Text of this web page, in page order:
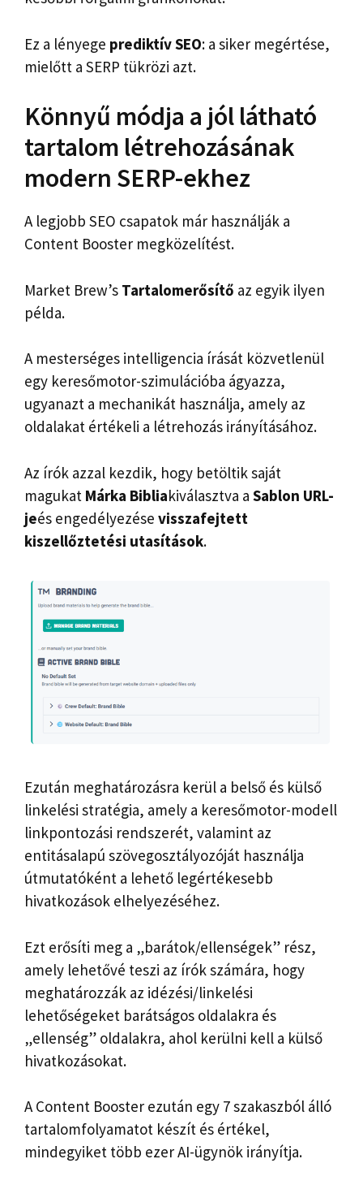
Ez a lényege prediktív SEO: a siker megértése,
mielőtt a SERP tükrözi azt.
Könnyű módja a jól látható
tartalom létrehozásának
modern SERP-ekhez
A legjobb SEO csapatok már használják a
Content Booster megközelítést.
Market Brew’s Tartalomerősítő az egyik ilyen
példa.
A mesterséges intelligencia írását közvetlenül
egy keresőmotor-szimulációba ágyazza,
ugyanazt a mechanikát használja, amely az
oldalakat értékeli a létrehozás irányításához.
Az írók azzal kezdik, hogy betöltik saját
magukat Márka Bibliakiválasztva a Sablon URL-
jeés engedélyezése visszafejtett
kiszellőztetési utasítások.
Ezután meghatározásra kerül a belső és külső
linkelési stratégia, amely a keresőmotor-modell
linkpontozási rendszerét, valamint az
entitásalapú szövegosztályozóját használja
útmutatóként a lehető legértékesebb
hivatkozások elhelyezéséhez.
Ezt erősíti meg a „barátok/ellenségek” rész,
amely lehetővé teszi az írók számára, hogy
meghatározzák az idézési/linkelési
lehetőségeket barátságos oldalakra és
„ellenség” oldalakra, ahol kerülni kell a külső
hivatkozásokat.
A Content Booster ezután egy 7 szakaszból álló
tartalomfolyamatot készít és értékel,
mindegyiket több ezer AI-ügynök irányítja.